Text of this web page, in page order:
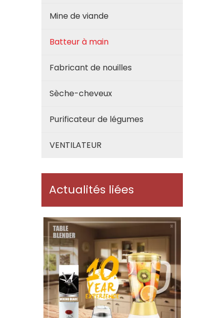
Mine de viande
Batteur à main
Fabricant de nouilles
Sèche-cheveux
Purificateur de légumes
VENTILATEUR
Actualités liées